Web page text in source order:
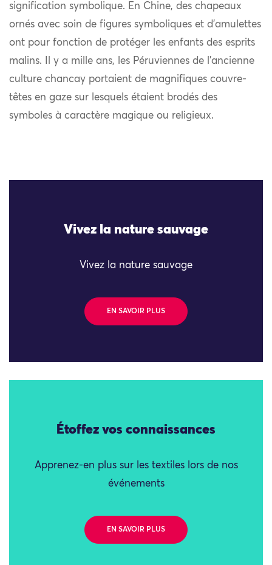
signification symbolique. En Chine, des chapeaux
ornés avec soin de figures symboliques et d’amulettes
ont pour fonction de protéger les enfants des esprits
malins. Il y a mille ans, les Péruviennes de l’ancienne
culture chancay portaient de magnifiques couvre-
têtes en gaze sur lesquels étaient brodés des
symboles à caractère magique ou religieux.
Vivez la nature sauvage
Vivez la nature sauvage
EN SAVOIR PLUS
Étoffez vos connaissances
Apprenez-en plus sur les textiles lors de nos
événements
EN SAVOIR PLUS